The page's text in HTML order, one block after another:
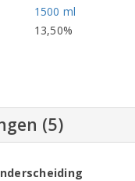
1500 ml
13,50%
(5)